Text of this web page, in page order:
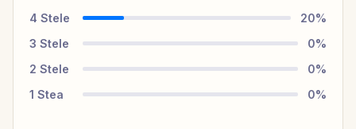
4 Stele 20%
3 Stele 0%
2 Stele 0%
1 Stea 0%